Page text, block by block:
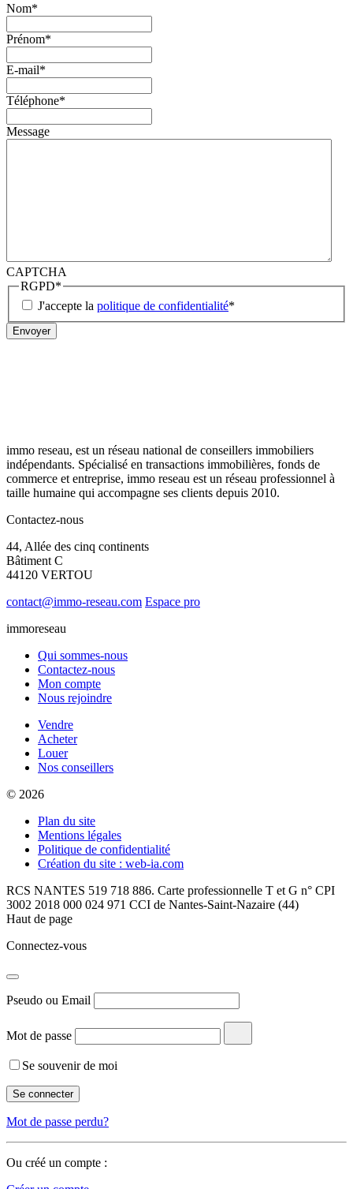
Nom*
Prénom*
E-mail*
Téléphone*
Message
CAPTCHA
RGPD*
J'accepte la politique de confidentialité*
immo reseau, est un réseau national de conseillers immobiliers
indépendants. Spécialisé en transactions immobilières, fonds de
commerce et entreprise, immo reseau est un réseau professionnel à
taille humaine qui accompagne ses clients depuis 2010.
Contactez-nous
44, Allée des cinq continents
Bâtiment C
44120 VERTOU
contact@immo-reseau.com Espace pro
immoreseau
Qui sommes-nous
Contactez-nous
Mon compte
Nous rejoindre
Vendre
Acheter
Louer
Nos conseillers
© 2026
Plan du site
Mentions légales
Politique de confidentialité
Création du site : web-ia.com
RCS NANTES 519 718 886. Carte professionnelle T et G n° CPI
3002 2018 000 024 971 CCI de Nantes-Saint-Nazaire (44)
Haut de page
Connectez-vous
Pseudo ou Email
Mot de passe
Se souvenir de moi
Mot de passe perdu?
Ou créé un compte :